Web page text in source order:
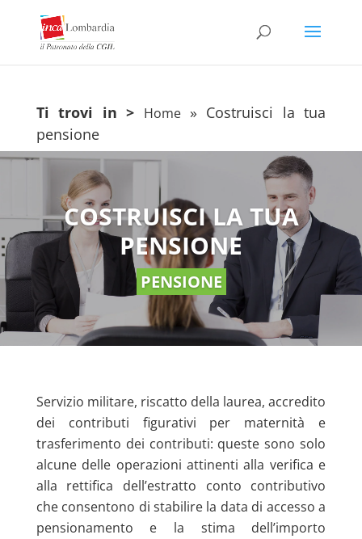
Ti trovi in > Home» Costruisci la tua
pensione
COSTRUISCI LA TUA
PENSIONE
PENSIONE
Servizio militare, riscatto della laurea, accredito
dei contributi figurativi per maternità e
trasferimento dei contributi: queste sono solo
alcune delle operazioni attinenti alla verifica e
alla rettifica dell’estratto conto contributivo
che consentono di stabilire la data di accesso a
pensionamento e la stima dell’importo